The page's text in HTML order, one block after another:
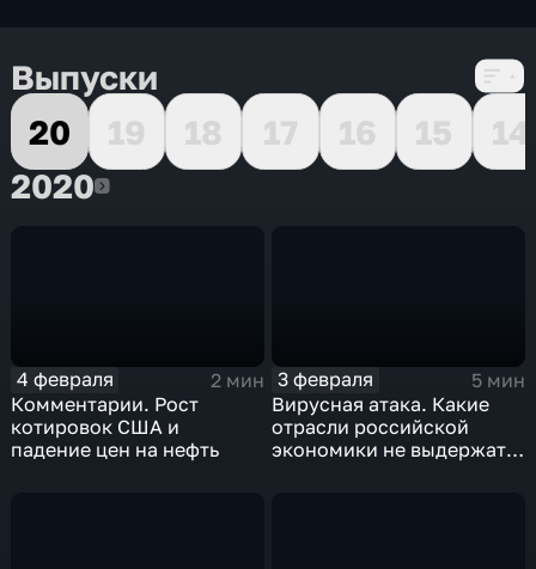
Выпуски
20
19 18 17 16 15
14
20202020
4 февраля
2 мин
Комментарии. Рост
котировок США и
падение цен на нефть
3 февраля
5 мин
Вирусная атака. Какие
отрасли российской
экономики не выдержат